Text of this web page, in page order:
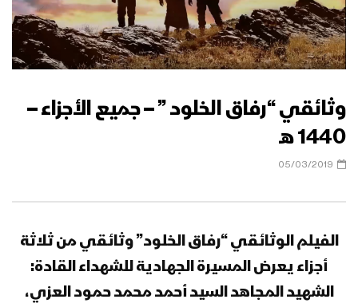
وثائقي “رفاق الخلود ” – جميع الأجزاء –
1440 هـ
05/03/2019
الفيلم الوثائقي “رفاق الخلود” وثائقي من ثلاثة
أجزاء يعرض المسيرة الجهادية للشهداء القادة:
الشهيد المجاهد السيد أحمد محمد حمود العزي،